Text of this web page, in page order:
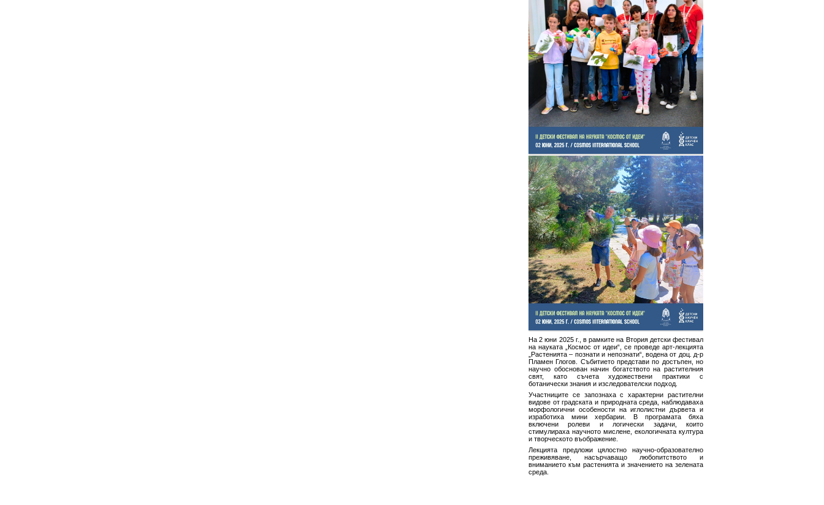
На 2 юни 2025 г., в рамките на Втория детски фестивал
на науката „Космос от идеи“, се проведе арт-лекцията
„Растенията – познати и непознати“, водена от доц. д-р
Пламен Глогов. Събитието представи по достъпен, но
научно обоснован начин богатството на растителния
свят, като съчета художествени практики с
ботанически знания и изследователски подход.
Участниците се запознаха с характерни растителни
видове от градската и природната среда, наблюдаваха
морфологични особености на иглолистни дървета и
изработиха мини хербарии. В програмата бяха
включени ролеви и логически задачи, които
стимулираха научното мислене, екологичната култура
и творческото въображение.
Лекцията предложи цялостно научно-образователно
преживяване, насърчаващо любопитството и
вниманието към растенията и значението на зелената
среда.